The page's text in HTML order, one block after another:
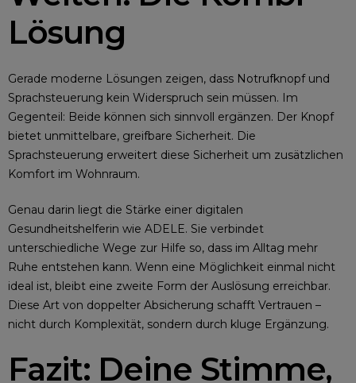
Lösung
Gerade moderne Lösungen zeigen, dass Notrufknopf und
Sprachsteuerung kein Widerspruch sein müssen. Im
Gegenteil: Beide können sich sinnvoll ergänzen. Der Knopf
bietet unmittelbare, greifbare Sicherheit. Die
Sprachsteuerung erweitert diese Sicherheit um zusätzlichen
Komfort im Wohnraum.
Genau darin liegt die Stärke einer digitalen
Gesundheitshelferin wie ADELE. Sie verbindet
unterschiedliche Wege zur Hilfe so, dass im Alltag mehr
Ruhe entstehen kann. Wenn eine Möglichkeit einmal nicht
ideal ist, bleibt eine zweite Form der Auslösung erreichbar.
Diese Art von doppelter Absicherung schafft Vertrauen –
nicht durch Komplexität, sondern durch kluge Ergänzung.
Fazit: Deine Stimme,